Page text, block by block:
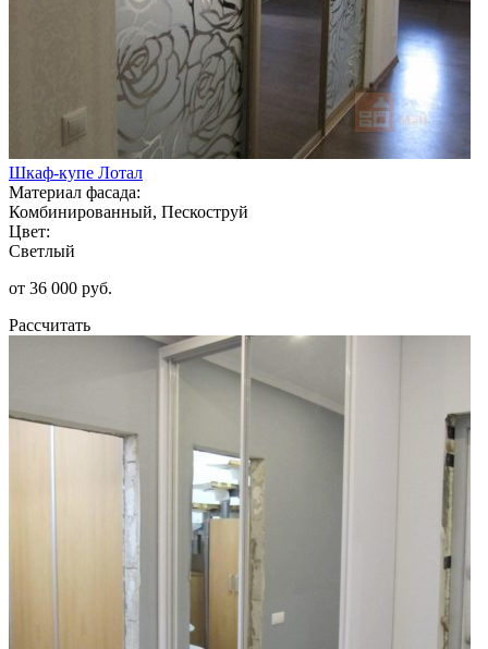
Шкаф-купе Лотал
Материал фасада:
Комбинированный, Пескоструй
Цвет:
Светлый
от 36 000 руб.
Рассчитать